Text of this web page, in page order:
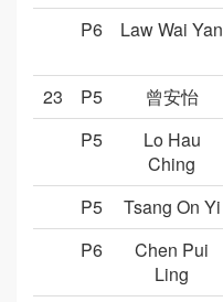
P6
Law Wai Yan
23
P5 曾安怡
P5
Lo Hau
Ching
P5
Tsang On Yi
P6
Chen Pui
Ling